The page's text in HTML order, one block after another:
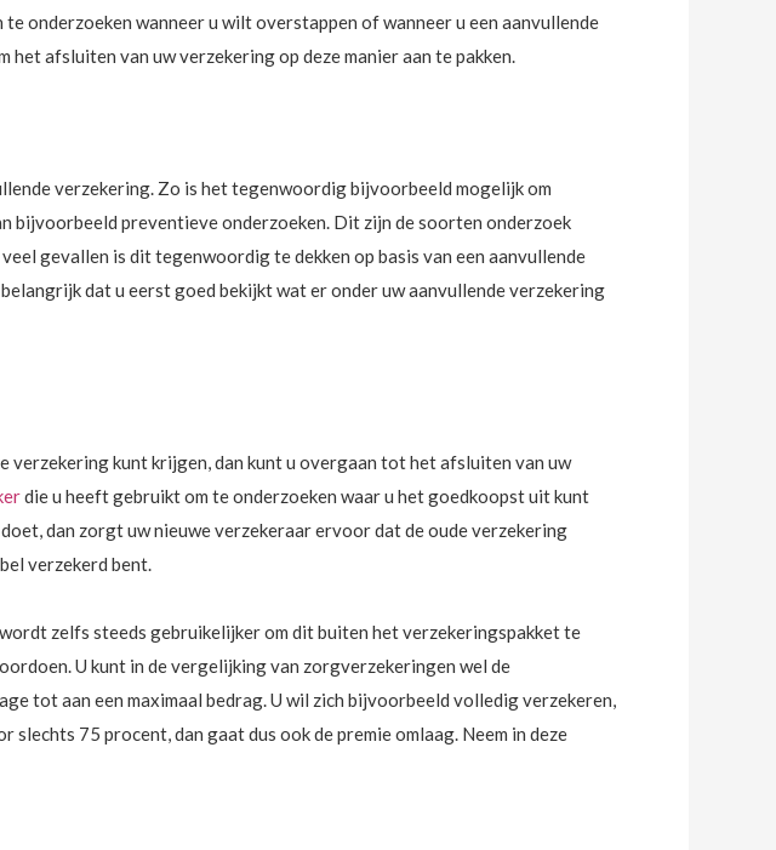
onderzoeken wanneer u wilt overstappen of wanneer u een aanvullende
afsluiten van uw verzekering op deze manier aan te pakken.
verzekering. Zo is het tegenwoordig bijvoorbeeld mogelijk om
bijvoorbeeld preventieve onderzoeken. Dit zijn de soorten onderzoek
gevallen is dit tegenwoordig te dekken op basis van een aanvullende
dat u eerst goed bekijkt wat er onder uw aanvullende verzekering
verzekering kunt krijgen, dan kunt u overgaan tot het afsluiten van uw
die u heeft gebruikt om te onderzoeken waar u het goedkoopst uit kunt
dan zorgt uw nieuwe verzekeraar ervoor dat de oude verzekering
verzekerd bent.
zelfs steeds gebruikelijker om dit buiten het verzekeringspakket te
U kunt in de vergelijking van zorgverzekeringen wel de
tot aan een maximaal bedrag. U wil zich bijvoorbeeld volledig verzekeren,
75 procent, dan gaat dus ook de premie omlaag. Neem in deze